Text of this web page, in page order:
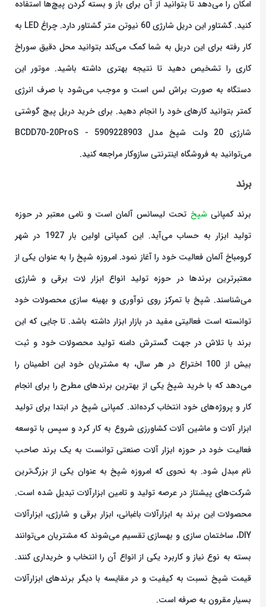
امکان را می‌دهد تا بتوانید از آن برای باز و بسته کردن پیچ‌ها استفاده
کنید. گشتاور این دریل شارژی 60 نیوتن متر گشتاور دارد. چراغ LED به
کار رفته برای این دریل به شما کمک می‌کند بتوانید محل دقیق سوراخ
کاری را تشخیص دهید تا نتیجه بهتری داشته باشید. موتور این
دستگاه به صورت براش لس است و موجب می‌شود با صرف انرژی
کمتر بتوانید کارهای خود را انجام دهید. برای خرید دریل پیچ گوشتی
شارژی 20 ولت شپخ مدل 5909228903 - BCDD70-20ProS
می‌توانید به فروشگاه اینترنتی سازوکار مراجعه کنید.
برند
برند کمپانیشپختحت لیسانس آلمان است و نامی معتبر در حوزه
تولید ابزار به حساب می‌آید. این کمپانی اولین بار 1927 در شهر
کرومباخ آلمان فعالیت خود را آغاز نمود. امروزه شپخ را به عنوان یکی از
معتبرترین برندها در حوزه تولید انواع ابزار لات برقی و شارژی
می‌شناسند. شپخ با تمرکز روی نوآوری و بهینه سازی محصولات خود
توانسته است فعالیتی مفید در بازار ابزار داشته باشد. تا جایی که این
برند با تلاش در جهت گسترش دامنه تولید محصولات خود و ثبت
بیش از 100 اختراع در هر سال، به مشتریان خود این اطمینان را
می‌دهد که با خرید شپخ یکی از بهترین برندهای مطرح را برای انجام
کار و پروژه‌های خود انتخاب کرده‌اند. کمپانی شپخ در ابتدا برای تولید
ابزار آلات و ماشین آلات کشاورزی شروع به کار کرد و سپس با توسعه
فعالیت خود در حوزه ابزار آلات صنعتی توانست به یک برند صاحب
نام مبدل شود. به نحوی که امروزه شپخ به عنوان یکی از بزرگ‌ترین
شرکت‌های پیشتاز در عرصه تولید و تامین ابزارآلات تبدیل شده است.
محصولات این برند به ابزارآلات باغبانی، ابزار برقی و شارژی، ابزارآلات
DIY، ساختمان سازی و بهسازی تقسیم می‌شوند که مشتریان می‌توانند
بسته به نوع نیاز و کاربرد یکی از انواع آن را انتخاب و خریداری کنند.
قیمت شپخ نسبت به کیفیت و در مقایسه با دیگر برندهای ابزارآلات
بسیار مقرون به صرفه است.